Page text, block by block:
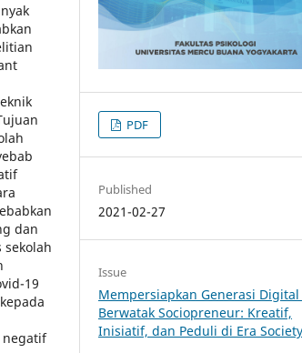
dan
sekolah
19
negatif
PDF
Published
2021-02-27
Issue
Mempersiapkan Generasi Digital
Berwatak Sociopreneur: Kreatif,
Inisiatif, dan Peduli di Era